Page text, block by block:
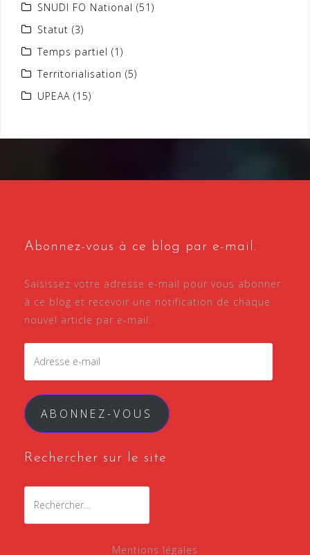
SNUDI FO National (51)
Statut (3)
Temps partiel (1)
Territorialisation (5)
UPEAA (15)
Abonnez-vous à ce blog par e-mail.
Saisissez votre adresse e-mail pour vous abonner
à ce blog et recevoir une notification de chaque
nouvel article par e-mail.
ABONNEZ-VOUS
Rechercher sur le site
Mentions légales